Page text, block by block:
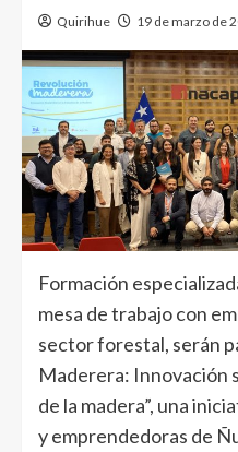
Quirihue 19 de marzo de
Formación
mesa de trabajo con
sector forestal, serán
Maderera: Innovación
de la madera”, una
y emprendedoras de